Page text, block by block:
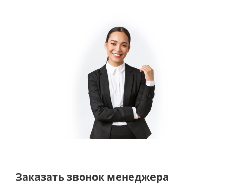
Заказать звонок менеджера